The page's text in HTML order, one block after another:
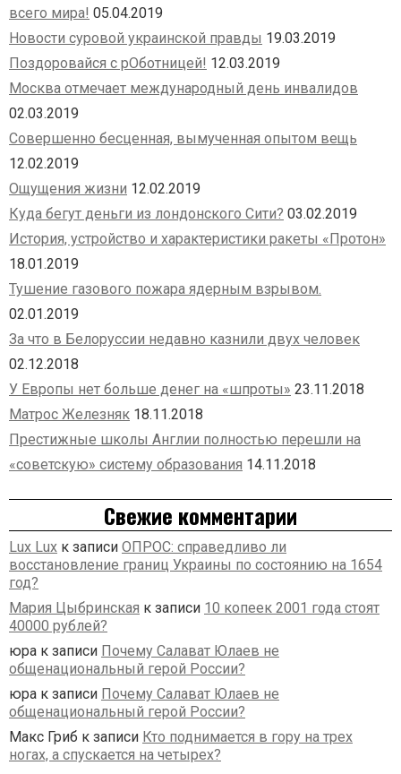
всего мира! 05.04.2019
Новости суровой украинской правды 19.03.2019
Поздоровайся с рОботницей! 12.03.2019
Москва отмечает международный день инвалидов
02.03.2019
Совершенно бесценная, вымученная опытом вещь
12.02.2019
Ощущения жизни 12.02.2019
Куда бегут деньги из лондонского Сити? 03.02.2019
История, устройство и характеристики ракеты «Протон»
18.01.2019
Тушение газового пожара ядерным взрывом.
02.01.2019
За что в Белоруссии недавно казнили двух человек
02.12.2018
У Европы нет больше денег на «шпроты» 23.11.2018
Матрос Железняк 18.11.2018
Престижные школы Англии полностью перешли на
«советскую» систему образования 14.11.2018
Свежие комментарии
Lux Lux к записи ОПРОС: справедливо ли
восстановление границ Украины по состоянию на 1654
год?
Мария Цыбринская к записи 10 копеек 2001 года стоят
40000 рублей?
юра к записи Почему Салават Юлаев не
общенациональный герой России?
юра к записи Почему Салават Юлаев не
общенациональный герой России?
Макс Гриб к записи Кто поднимается в гору на трех
ногах, а спускается на четырех?